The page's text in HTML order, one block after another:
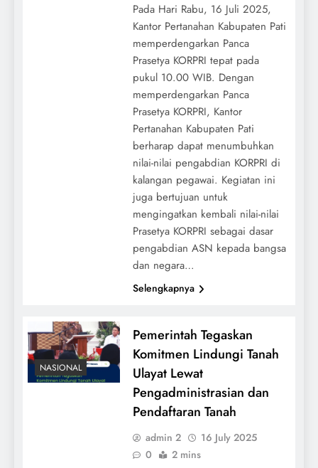
Pada Hari Rabu, 16 Juli 2025,
Kantor Pertanahan Kabupaten Pati
memperdengarkan Panca
Prasetya KORPRI tepat pada
pukul 10.00 WIB. Dengan
memperdengarkan Panca
Prasetya KORPRI, Kantor
Pertanahan Kabupaten Pati
berharap dapat menumbuhkan
nilai-nilai pengabdian KORPRI di
kalangan pegawai. Kegiatan ini
juga bertujuan untuk
mengingatkan kembali nilai-nilai
Prasetya KORPRI sebagai dasar
pengabdian ASN kepada bangsa
dan negara…
Selengkapnya
NASIONAL
Pemerintah Tegaskan
Komitmen Lindungi Tanah
Ulayat Lewat
Pengadministrasian dan
Pendaftaran Tanah
admin 2
16 July 2025
0
2 mins